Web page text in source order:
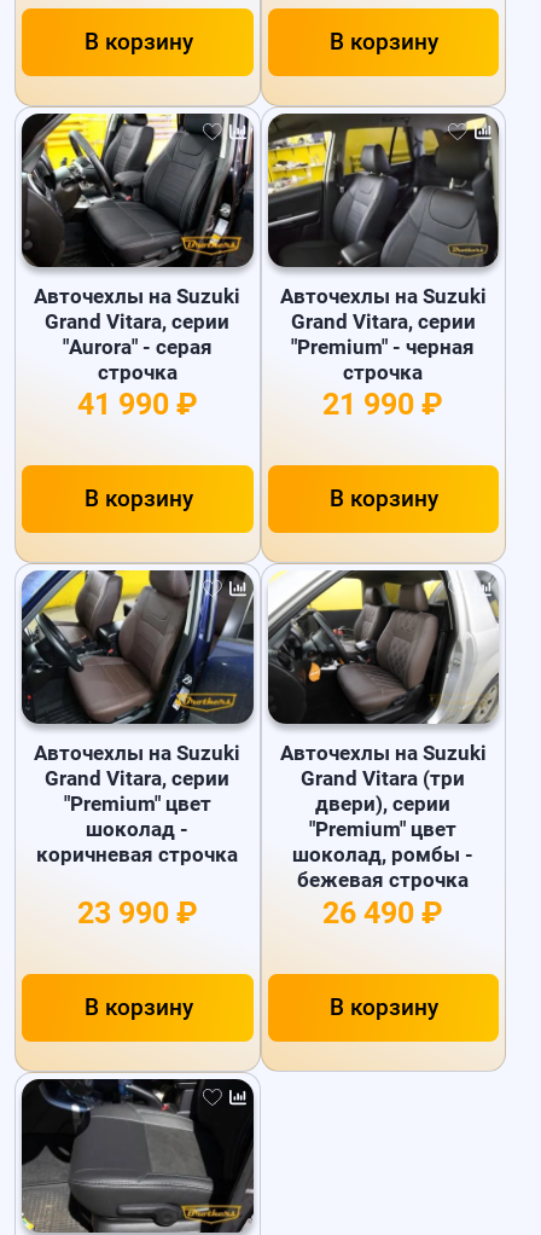
В корзину В корзину
Авточехлы на Suzuki
Grand Vitara, серии
"Aurora" - серая
строчка
41 990 ₽
В корзину
Авточехлы на Suzuki
Grand Vitara, серии
"Premium" - черная
строчка
21 990 ₽
В корзину
Авточехлы на Suzuki
Grand Vitara, серии
"Premium" цвет
шоколад -
коричневая строчка
23 990 ₽
В корзину
Авточехлы на Suzuki
Grand Vitara (три
двери), серии
"Premium" цвет
шоколад, ромбы -
бежевая строчка
26 490 ₽
В корзину